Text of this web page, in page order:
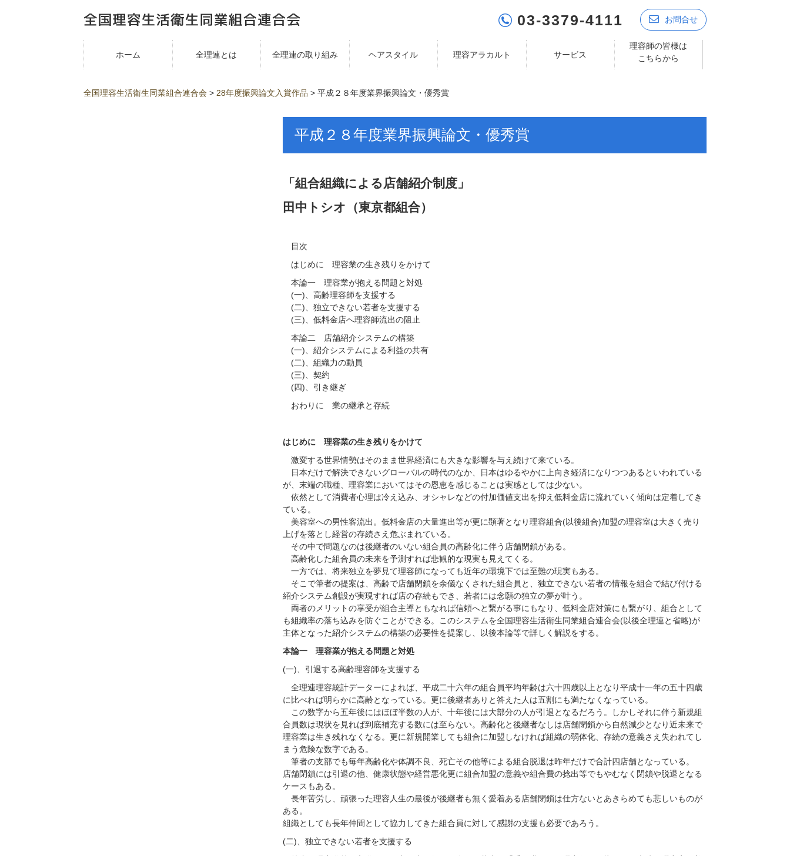
03-3379-4111 お問合せ
ホーム 全理連とは 全理連の取り組み ヘアスタイル 理容アラカルト サービス
理容師の皆様は
こちらから
全国理容生活衛生同業組合連合会 > 28年度振興論文入賞作品 > 平成２８年度業界振興論文・優秀賞
平成２８年度業界振興論文・優秀賞
「組合組織による店舗紹介制度」
田中トシオ（東京都組合）
目次
はじめに 理容業の生き残りをかけて
本論一 理容業が抱える問題と対処
(一)、高齢理容師を支援する
(二)、独立できない若者を支援する
(三)、低料金店へ理容師流出の阻止
本論二 店舗紹介システムの構築
(一)、紹介システムによる利益の共有
(二)、組織力の動員
(三)、契約
(四)、引き継ぎ
おわりに 業の継承と存続
はじめに 理容業の生き残りをかけて
激変する世界情勢はそのまま世界経済にも大きな影響を与え続けて来ている。
日本だけで解決できないグローバルの時代のなか、日本はゆるやかに上向き経済になりつつあるといわれている
が、末端の職種、理容業においてはその恩恵を感じることは実感としては少ない。
依然として消費者心理は冷え込み、オシャレなどの付加価値支出を抑え低料金店に流れていく傾向は定着してき
ている。
美容室への男性客流出。低料金店の大量進出等が更に顕著となり理容組合(以後組合)加盟の理容室は大きく売り
上げを落とし経営の存続さえ危ぶまれている。
その中で問題なのは後継者のいない組合員の高齢化に伴う店舗閉鎖がある。
高齢化した組合員の未来を予測すれば悲観的な現実も見えてくる。
一方では、将来独立を夢見て理容師になっても近年の環境下では至難の現実もある。
そこで筆者の提案は、高齢で店舗閉鎖を余儀なくされた組合員と、独立できない若者の情報を組合で結び付ける
紹介システム創設が実現すれば店の存続もでき、若者には念願の独立の夢が叶う。
両者のメリットの享受が組合主導ともなれば信頼へと繋がる事にもなり、低料金店対策にも繋がり、組合として
も組織率の落ち込みを防ぐことができる。このシステムを全国理容生活衛生同業組合連合会(以後全理連と省略)が
主体となった紹介システムの構築の必要性を提案し、以後本論等で詳しく解説をする。
本論一 理容業が抱える問題と対処
(一)、引退する高齢理容師を支援する
全理連理容統計データーによれば、平成二十六年の組合員平均年齢は六十四歳以上となり平成十一年の五十四歳
に比べれば明らかに高齢となっている。更に後継者ありと答えた人は五割にも満たなくなっている。
この数字から五年後にはほぼ半数の人が、十年後には大部分の人が引退となるだろう。しかしそれに伴う新規組
合員数は現状を見れば到底補充する数には至らない。高齢化と後継者なしは店舗閉鎖から自然減少となり近未来で
理容業は生き残れなくなる。更に新規開業しても組合に加盟しなければ組織の弱体化、存続の意義さえ失われてし
まう危険な数字である。
筆者の支部でも毎年高齢化や体調不良、死亡その他等による組合脱退は昨年だけで合計四店舗となっている。
店舗閉鎖には引退の他、健康状態や経営悪化更に組合加盟の意義や組合費の捻出等でもやむなく閉鎖や脱退となる
ケースもある。
長年苦労し、頑張った理容人生の最後が後継者も無く愛着ある店舗閉鎖は仕方ないとあきらめても悲しいものが
ある。
組織としても長年仲間として協力してきた組合員に対して感謝の支援も必要であろう。
(二)、独立できない若者を支援する